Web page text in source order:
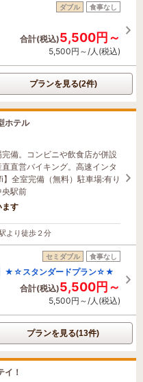
ダブル 食事なし
合計(税込)5,500円～
5,500円～/人(税込)
プランを見る(2件)
ホテル
備。コンビニや飲食店が併設
直営バイキング。高速インタ
全室完備（無料）駐車場:有り
央駅前
ます
た
より徒歩２分
セミダブル 食事なし
】★☆スタンダードプラン☆★
合計(税込)5,500円～
5,500円～/人(税込)
プランを見る(13件)
！